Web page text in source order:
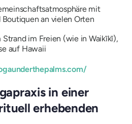
mit
an vielen Orten
im Freien (wie in Waikīkī),
auf Hawaii
in einer
erhebenden